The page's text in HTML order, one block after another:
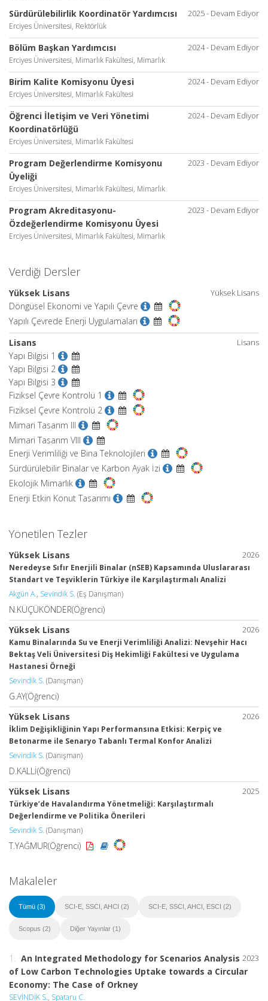
2025 - Devam Ediyor
Sürdürülebilirlik Koordinatör Yardımcısı
Erciyes Üniversitesi, Rektörlük
2024 - Devam Ediyor
Bölüm Başkan Yardımcısı
Erciyes Üniversitesi, Mimarlık Fakültesi, Mimarlık
2024 - Devam Ediyor
Birim Kalite Komisyonu Üyesi
Erciyes Üniversitesi, Mimarlık Fakültesi
2024 - Devam Ediyor
Öğrenci İletişim ve Veri Yönetimi
Koordinatörlüğü
Erciyes Üniversitesi, Mimarlık Fakültesi
2023 - Devam Ediyor
Program Değerlendirme Komisyonu
Üyeliği
Erciyes Üniversitesi, Mimarlık Fakültesi, Mimarlık
2023 - Devam Ediyor
Program Akreditasyonu-
Özdeğerlendirme Komisyonu Üyesi
Erciyes Üniversitesi, Mimarlık Fakültesi, Mimarlık
Verdiği Dersler
Yüksek Lisans
Yüksek Lisans
Döngüsel Ekonomi ve Yapılı Çevre
Yapılı Çevrede Enerji Uygulamaları
Lisans
Lisans
Yapı Bilgisi 1
Yapı Bilgisi 2
Yapı Bilgisi 3
Fiziksel Çevre Kontrolü 1
Fiziksel Çevre Kontrolü 2
Mimari Tasarım III
Mimari Tasarım VIII
Enerji Verimliliği ve Bina Teknolojileri
Sürdürülebilir Binalar ve Karbon Ayak İzi
Ekolojik Mimarlık
Enerji Etkin Konut Tasarımı
Yönetilen Tezler
2026
Yüksek Lisans
Neredeyse Sıfır Enerjili Binalar (nSEB) Kapsamında Uluslararası
Standart ve Teşviklerin Türkiye ile Karşılaştırmalı Analizi
Akgün A., Sevindik S. (Eş Danışman)
N.KÜÇÜKÖNDER(Öğrenci)
2026
Yüksek Lisans
Kamu Binalarında Su ve Enerji Verimliliği Analizi: Nevşehir Hacı
Bektaş Veli Üniversitesi Diş Hekimliği Fakültesi ve Uygulama
Hastanesi Örneği
Sevindik S. (Danışman)
G.AY(Öğrenci)
2026
Yüksek Lisans
İklim Değişikliğinin Yapı Performansına Etkisi: Kerpiç ve
Betonarme ile Senaryo Tabanlı Termal Konfor Analizi
Sevindik S. (Danışman)
D.KALLİ(Öğrenci)
2025
Yüksek Lisans
Türkiye’de Havalandırma Yönetmeliği: Karşılaştırmalı
Değerlendirme ve Politika Önerileri
Sevindik S. (Danışman)
T.YAĞMUR(Öğrenci)
Makaleler
Tümü (3) SCI-E, SSCI, AHCI (2) SCI-E, SSCI, AHCI, ESCI (2)
Scopus (2) Diğer Yayınlar (1)
2023
1. An Integrated Methodology for Scenarios Analysis
of Low Carbon Technologies Uptake towards a Circular
Economy: The Case of Orkney
SEVİNDİK S., Spataru C.